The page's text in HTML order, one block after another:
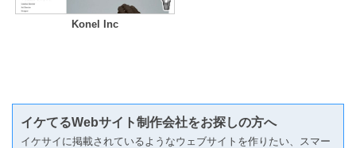
Konel Inc
イケてるWebサイト制作会社をお探しの方へ
イケサイに掲載されているようなウェブサイトを作りたい、スマー